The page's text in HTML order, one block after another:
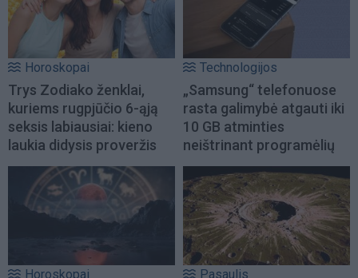
Horoskopai
Trys Zodiako ženklai,
kuriems rugpjūčio 6-ąją
seksis labiausiai: kieno
laukia didysis proveržis
Technologijos
„Samsung“ telefonuose
rasta galimybė atgauti iki
10 GB atminties
neištrinant programėlių
Horoskopai Pasaulis